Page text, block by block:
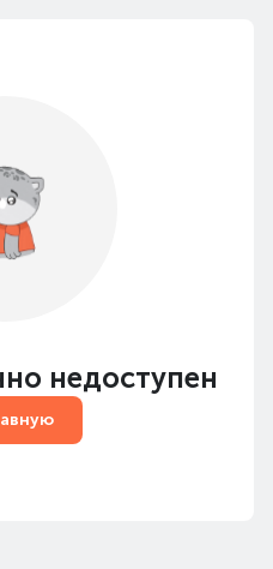
недоступен